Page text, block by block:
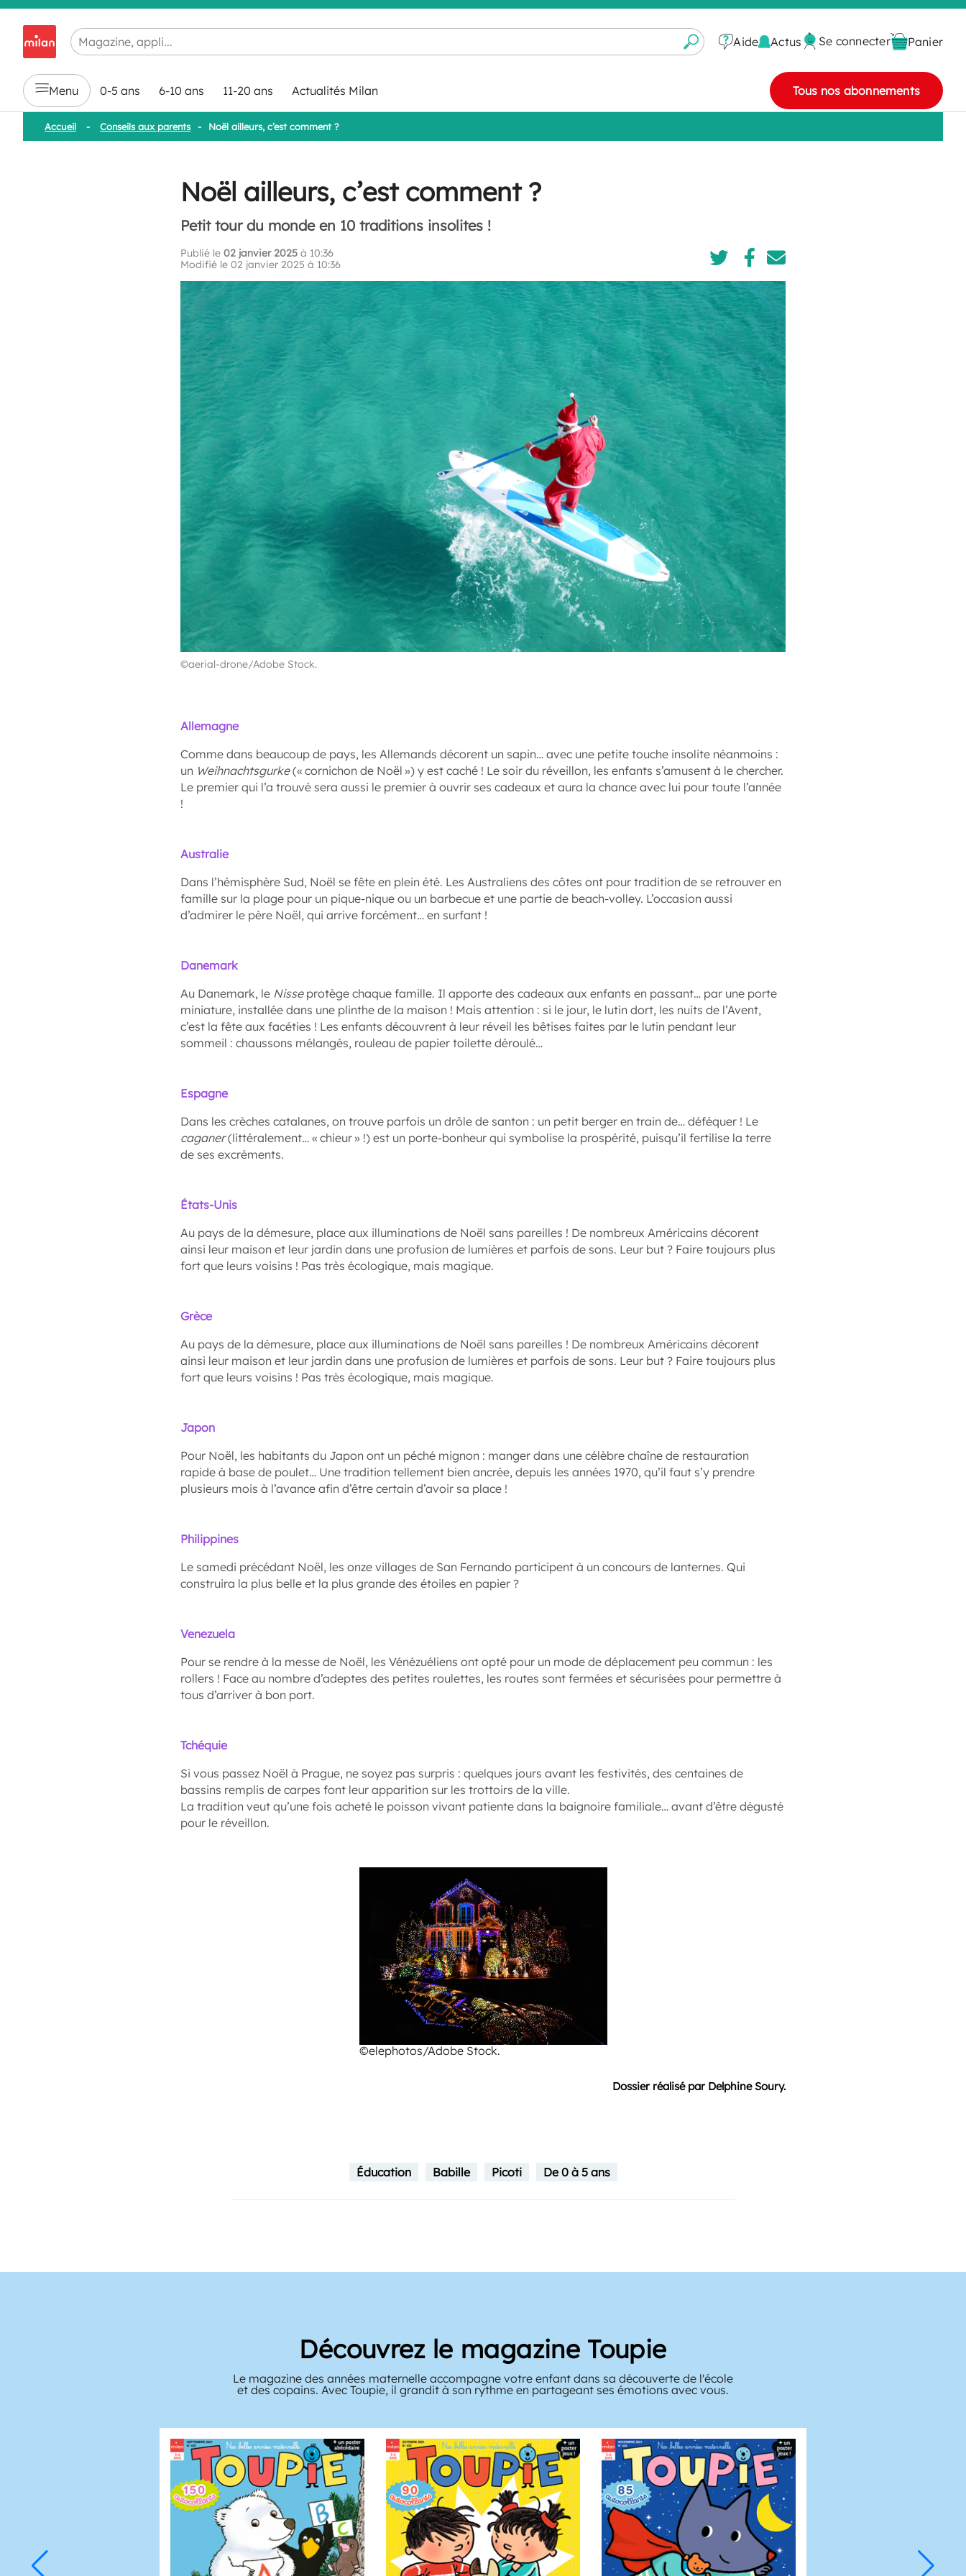
Chargement en cours...
Aide Actus Se connecter Panier
Menu 0-5 ans 6-10 ans 11-20 ans Actualités Milan Tous nos abonnements
Accueil - Conseils aux parents - Noël ailleurs, c’est comment ?
Noël ailleurs, c’est comment ?
Petit tour du monde en 10 traditions insolites !
Publié le 02 janvier 2025 à 10:36
Modifié le 02 janvier 2025 à 10:36
©aerial-drone/Adobe Stock.
Allemagne
Comme dans beaucoup de pays, les Allemands décorent un sapin… avec une petite touche insolite néanmoins :
un Weihnachtsgurke(« cornichon de Noël ») y est caché ! Le soir du réveillon, les enfants s’amusent à le chercher.
Le premier qui l’a trouvé sera aussi le premier à ouvrir ses cadeaux et aura la chance avec lui pour toute l’année
!
Australie
Dans l’hémisphère Sud, Noël se fête en plein été. Les Australiens des côtes ont pour tradition de se retrouver en
famille sur la plage pour un pique-nique ou un barbecue et une partie de beach-volley. L’occasion aussi
d’admirer le père Noël, qui arrive forcément… en surfant !
Danemark
Au Danemark, le Nisseprotège chaque famille. Il apporte des cadeaux aux enfants en passant… par une porte
miniature, installée dans une plinthe de la maison ! Mais attention : si le jour, le lutin dort, les nuits de l’Avent,
c’est la fête aux facéties ! Les enfants découvrent à leur réveil les bêtises faites par le lutin pendant leur
sommeil : chaussons mélangés, rouleau de papier toilette déroulé…
Espagne
Dans les crèches catalanes, on trouve parfois un drôle de santon : un petit berger en train de… déféquer ! Le
caganer(littéralement… « chieur » !) est un porte-bonheur qui symbolise la prospérité, puisqu’il fertilise la terre
de ses excréments.
États-Unis
Au pays de la démesure, place aux illuminations de Noël sans pareilles ! De nombreux Américains décorent
ainsi leur maison et leur jardin dans une profusion de lumières et parfois de sons. Leur but ? Faire toujours plus
fort que leurs voisins ! Pas très écologique, mais magique.
Grèce
Au pays de la démesure, place aux illuminations de Noël sans pareilles ! De nombreux Américains décorent
ainsi leur maison et leur jardin dans une profusion de lumières et parfois de sons. Leur but ? Faire toujours plus
fort que leurs voisins ! Pas très écologique, mais magique.
Japon
Pour Noël, les habitants du Japon ont un péché mignon : manger dans une célèbre chaîne de restauration
rapide à base de poulet… Une tradition tellement bien ancrée, depuis les années 1970, qu’il faut s’y prendre
plusieurs mois à l’avance afin d’être certain d’avoir sa place !
Philippines
Le samedi précédant Noël, les onze villages de San Fernando participent à un concours de lanternes. Qui
construira la plus belle et la plus grande des étoiles en papier ?
Venezuela
Pour se rendre à la messe de Noël, les Vénézuéliens ont opté pour un mode de déplacement peu commun : les
rollers ! Face au nombre d’adeptes des petites roulettes, les routes sont fermées et sécurisées pour permettre à
tous d’arriver à bon port.
Tchéquie
Si vous passez Noël à Prague, ne soyez pas surpris : quelques jours avant les festivités, des centaines de
bassins remplis de carpes font leur apparition sur les trottoirs de la ville.
La tradition veut qu’une fois acheté le poisson vivant patiente dans la baignoire familiale… avant d’être dégusté
pour le réveillon.
©elephotos/Adobe Stock.
Dossier réalisé par Delphine Soury.
Éducation Babille Picoti De 0 à 5 ans
Découvrez le magazine Toupie
Le magazine des années maternelle accompagne votre enfant dans sa découverte de l'école
et des copains. Avec Toupie, il grandit à son rythme en partageant ses émotions avec vous.